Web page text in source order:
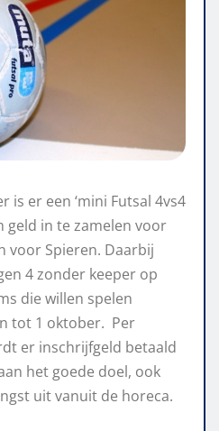
is er een ‘mini Futsal 4vs4
geld in te zamelen voor
voor Spieren. Daarbij
4 zonder keeper op
die willen spelen
tot 1 oktober. Per
er inschrijfgeld betaald
het goede doel, ook
uit vanuit de horeca.